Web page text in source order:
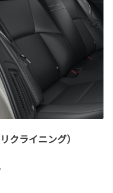
クライニング）